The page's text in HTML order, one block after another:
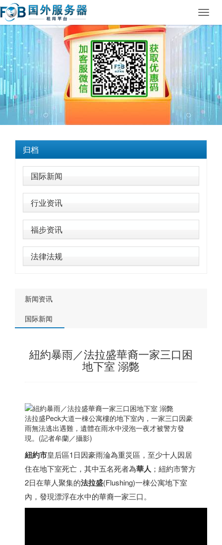
归档
国际新闻
行业资讯
福步资讯
法律法规
新闻资讯
国际新闻
紐約暴雨／法拉盛華裔一家三口困
地下室 溺斃
法拉盛Peck大道一棟公寓樓的地下室內，一家三口因豪
雨無法逃出遇難，遺體在雨水中浸泡一夜才被警方發
現。(記者牟蘭／攝影)
紐約市皇后區1日因豪雨淪為重災區，至少十人因居
住在地下室死亡，其中五名死者為華人 ；紐約市警方
2日在華人聚集的法拉盛(Flushing)一棟公寓地下室
內，發現漂浮在水中的華裔一家三口。